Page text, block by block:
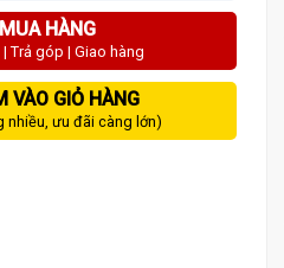
MUA HÀNG
| Trả góp | Giao hàng
VÀO GIỎ HÀNG
nhiều, ưu đãi càng lớn)